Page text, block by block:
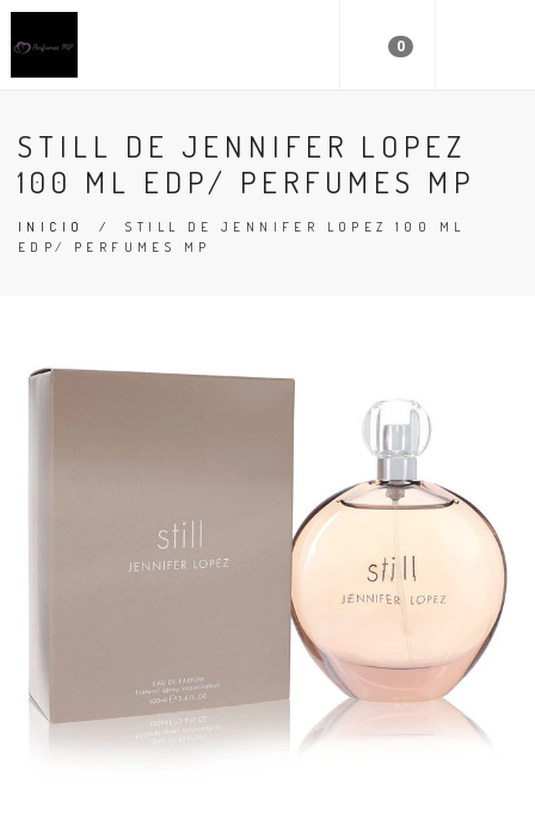
0
STILL DE JENNIFER LOPEZ
100 ML EDP/ PERFUMES MP
INICIO /STILL DE JENNIFER LOPEZ 100 ML
EDP/ PERFUMES MP